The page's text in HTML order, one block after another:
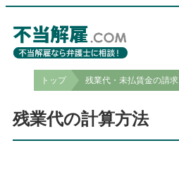
トップ 残業代・未払賃金の請求
残業代の計算方法